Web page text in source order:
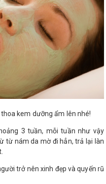
kem dưỡng ẩm lên nhé!
3 tuần, mỗi tuần như vậy
từ nám da mờ đi hẳn, trả lại làn
trở nên xinh đẹp và quyến rũ